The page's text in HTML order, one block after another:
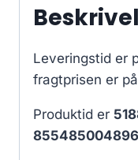
Leveringstid er
fragtprisen er
Produktid er
855485004896